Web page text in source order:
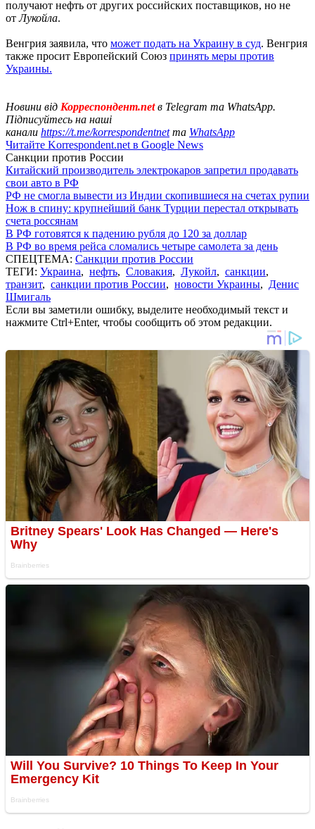
получают нефть от других российских поставщиков, но не
отЛукойла.
Венгрия заявила, что может подать на Украину в суд. Венгрия
также просит Европейский Союз принять меры против
Украины.
Новини від Корреспондент.netв Telegram та WhatsApp.
Підписуйтесь на наші
канали https://t.me/korrespondentnetта WhatsApp
Читайте Korrespondent.net в Google News
Санкции против России
Китайский производитель электрокаров запретил продавать
свои авто в РФ
РФ не смогла вывести из Индии скопившиеся на счетах рупии
Нож в спину: крупнейший банк Турции перестал открывать
счета россянам
В РФ готовятся к падению рубля до 120 за доллар
В РФ во время рейса сломались четыре самолета за день
СПЕЦТЕМА: Санкции против России
ТЕГИ: Украина, нефть, Словакия, Лукойл, санкции,
транзит, санкции против России, новости Украины, Денис
Шмигаль
Если вы заметили ошибку, выделите необходимый текст и
нажмите Ctrl+Enter, чтобы сообщить об этом редакции.